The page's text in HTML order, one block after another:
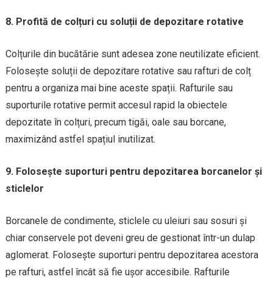
8. Profită de colțuri cu soluții de depozitare rotative
Colțurile din bucătărie sunt adesea zone neutilizate eficient.
Folosește soluții de depozitare rotative sau rafturi de colț
pentru a organiza mai bine aceste spații. Rafturile sau
suporturile rotative permit accesul rapid la obiectele
depozitate în colțuri, precum tigăi, oale sau borcane,
maximizând astfel spațiul inutilizat.
9. Folosește suporturi pentru depozitarea borcanelor și
sticlelor
Borcanele de condimente, sticlele cu uleiuri sau sosuri și
chiar conservele pot deveni greu de gestionat într-un dulap
aglomerat. Folosește suporturi pentru depozitarea acestora
pe rafturi, astfel încât să fie ușor accesibile. Rafturile